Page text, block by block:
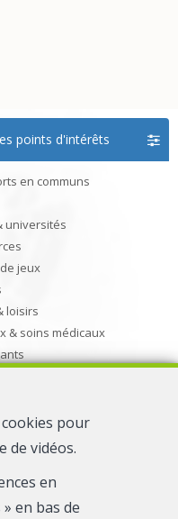
points d'intérêts
en communs
universités
jeux
loisirs
& soins médicaux
pour
de vidéos.
en
en bas de